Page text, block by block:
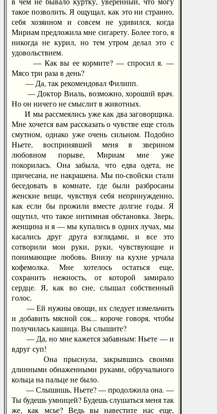
такое позволить. Я ощущал, как это ни странно,
себя хозяином и совсем не удивился, когда
Мириам предложила мне сигарету. Более того, я
никогда не курил, но тем утром делал это с
удовольствием.
— Как вы ее кормите? — спросил я. —
Мясо три раза в день?
— Да, так рекомендовал Филипп.
— Доктор Виаль, возможно, хороший врач.
Но он ничего не смыслит в животных.
И мы рассмеялись уже как два заговорщика.
Мне хочется вам рассказать о чувстве еще столь
смутном, однако уже очень сильном. Подобно
Ньете, воспринявшей меня в зверином
любовном порыве, Мириам мне уже
покорилась. Она забыла, что едва одета, не
причесана, не накрашена. Мы по-свойски стали
беседовать в комнате, где были разбросаны
женские вещи, чувствуя себя непринужденно,
как если бы прожили вместе долгие годы. Я
ощутил, что такое интимная обстановка. Зверь,
женщина и я — мы купались в одних лучах, мы
касались друг друга взглядами, и все это
сотворили мои руки, руки, чувствующие и
понимающие любовь. Внизу на кухне урчала
кофемолка. Мне хотелось остаться еще,
сохранить нежность, от которой замирало
сердце. Я, как во сне, слышал собственный
голос.
— Ей нужны овощи, их следует измельчить
и добавить мясной сок... короче говоря, чтобы
получилась кашица. Вы слышите?
— Да, но мне кажется забавным: Ньете — и
вдруг суп!
Она прыснула, закрывшись своими
длинными обнаженными руками, обручального
кольца на пальце не было.
— Слышишь, Ньете? — продолжила она. —
Ты будешь умницей? Будешь слушаться меня так
же, как мсье? Ведь вы навестите нас еще,